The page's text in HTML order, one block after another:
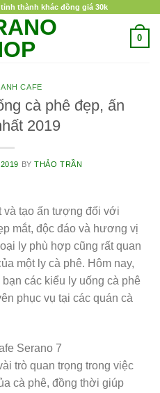
thành khác đồng giá 30k
0
CAFE
cà phê đẹp, ấn
2019
BYTHẢO TRẦN
và tạo ấn tượng đối với
mắt, độc đáo và hương vị
ly phù hợp cũng rất quan
một ly cà phê. Hôm nay,
các kiểu ly uống cà phê
phục vụ tại các quán cà
trò quan trọng trong việc
cà phê, đồng thời giúp